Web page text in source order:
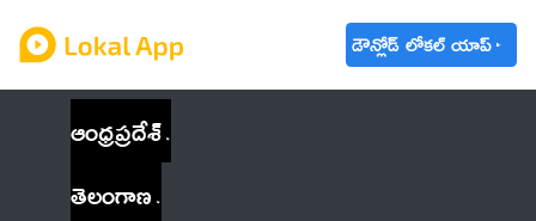
డౌన్లోడ్ లోకల్ యాప్
ఆంధ్రప్రదేశ్
తెలంగాణ